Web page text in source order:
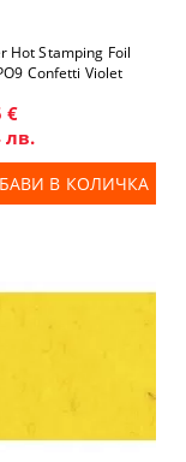
Hot Stamping Foil
Confetti Violet
€
лв.
В КОЛИЧКА